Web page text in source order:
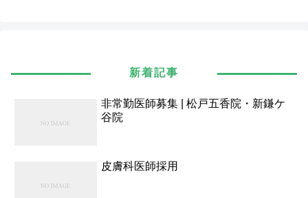
新着記事
非常勤医師募集 | 松戸五香院・新鎌ケ
谷院
皮膚科医師採用